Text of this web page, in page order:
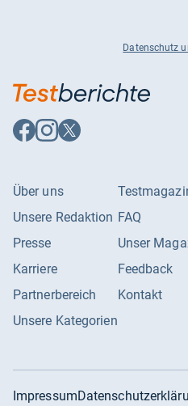
Datenschutz
Auf
Facebook
Auf
Instagram
Auf
X
Über uns
Unsere Redaktion
Presse
Karriere
Partnerbereich
Unsere Kategorien
FAQ
Unser
Feedback
Kontakt
Impressum